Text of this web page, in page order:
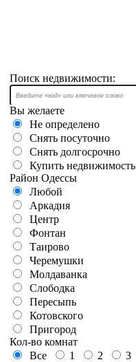
Поиск недвижимости:
Вы желаете
Не определено
Снять посуточно
Снять долгосрочно
Купить недвижимость
Район Одессы
Любой
Аркадия
Центр
Фонтан
Таирово
Черемушки
Молдаванка
Слободка
Пересыпь
Котовского
Пригород
Кол-во комнат
Все
1 2 3